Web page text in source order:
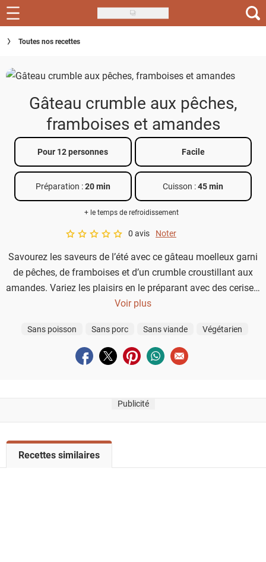
Skip
to
main
Recettes
Inspirations
Menu de la semaine
Actus
Téléchargez l'app Saveurs Recettes
Index des recettes
Toutes nos recettes
Gâteau crumble aux pêches,
framboises et amandes
Pour 12 personnes Facile
Préparation :20 min Cuisson :45 min
+ le temps de refroidissement
A star rating of 0 out of 5.
0 avis Noter
Savourez les saveurs de l’été avec ce gâteau moelleux garni
de pêches, de framboises et d’un crumble croustillant aux
amandes. Variez les plaisirs en le préparant avec des cerises,
de la rhubarbe ou d’autres fruits de saison.
Voir plus
Sans poisson Sans porc Sans viande Végétarien
Partager sur facebook
Partager sur twitter
Partager sur pinterest
Partager sur whatsapp
Envoyer à un ami
Publicité
o
Recettes similaires